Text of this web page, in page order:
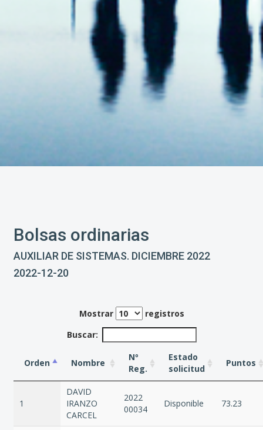
Bolsas ordinarias
AUXILIAR DE SISTEMAS. DICIEMBRE 2022
2022-12-20
Mostrar
registros
Buscar:
Orden Nombre
Nº
Reg.
Estado
solicitud
Puntos
1
DAVID
IRANZO
CARCEL
2022
00034
Disponible 73.23